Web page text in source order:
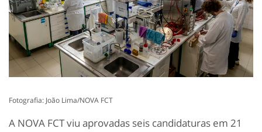
Fotografia: João Lima/NOVA FCT
A NOVA FCT viu aprovadas seis candidaturas em 21